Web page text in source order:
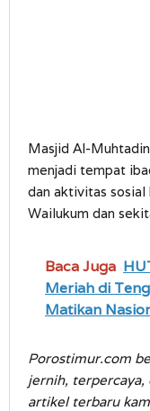
Masjid Al-
menjadi tempat
dan aktivitas sosial
Wailukum dan
Baca Juga
Meriah di
Matikan
Porostimur.com
jernih, terpercaya,
artikel terbaru